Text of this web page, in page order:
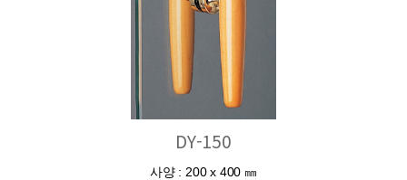
DY-150
사양 : 200 x 400 ㎜